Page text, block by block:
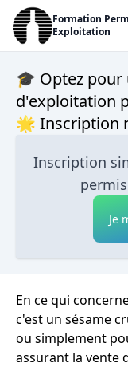
Formation
Exploitation
🎓 Optez
d'exploitation
🌟 Inscription
Inscription
Je
En ce qui
c'est un sésame
ou simplement
assurant la vente